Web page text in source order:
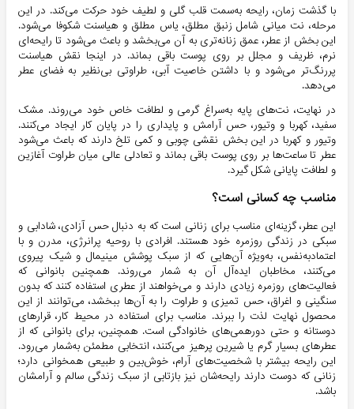
با گذشت زمان، رایحه به‌سمت قلب گلی و لطیف خود حرکت می‌کند. در این
مرحله، نت میانی شامل زنبق مطلق، یاس مطلق و هیاسنت شکوفا می‌شود.
این بخش از عطر، عمق زنانه‌تری به آن می‌بخشد و باعث می‌شود تا رایحه‌ای
نرم، ظریف و مجلل بر روی پوست باقی بماند. در اینجا نقش هیاسنت
پررنگ‌تر می‌شود و با داشتن خاصیت آبی، طراوتی بی‌نظیر به فضای عطر
می‌دهد.
در نهایت، نت‌های پایه به‌سراغ گرمی و لطافت خاص خود می‌روند. مشک
سفید، کهربا و وتیور، حس آرامش و پایداری را در پایان کار ایجاد می‌کنند.
وتیور و کهربا در این بخش نقشی چوبی و کمی تلخ دارند که باعث می‌شود
عطر تا ساعت‌ها بر روی پوست باقی بماند و تعادلی عالی میان طراوت آغازین
و لطافت پایانی شکل گیرد.
مناسب چه کسانی است؟
این عطر، گزینه‌ای مناسب برای زنانی است که به دنبال حس آزادی، شادابی و
سبکی در زندگی روزمره خود هستند. افرادی با روحیه پرانرژی، مدرن و با
اعتمادبه‌نفس، به‌ویژه آن‌هایی که از سبک پوشش مینیمال و شیک پیروی
می‌کنند، مخاطبان ایده‌آل آن به شمار می‌روند. همچنین بانوانی که
فعالیت‌های روزمره زیادی دارند و می‌خواهند از عطری استفاده کنند که بدون
سنگینی و اغراق، حس تمیزی و طراوت را به آن‌ها ببخشد، می‌توانند از این
محصول نهایت لذت را ببرند. مناسب برای استفاده در محیط کار، قرارهای
دوستانه و حتی دورهمی‌های خانوادگی است. همچنین، برای بانوانی که از
عطرهای بسیار گرم یا شیرین پرهیز می‌کنند، انتخابی مطمئن به‌شمار می‌رود.
این رایحه بیشتر با شخصیت‌های آرام، خوش‌بین و طبیعی همخوانی دارد؛
زنانی که دوست دارند رایحه‌شان نیز بازتابی از سبک زندگی سالم و آرامشان
باشد.